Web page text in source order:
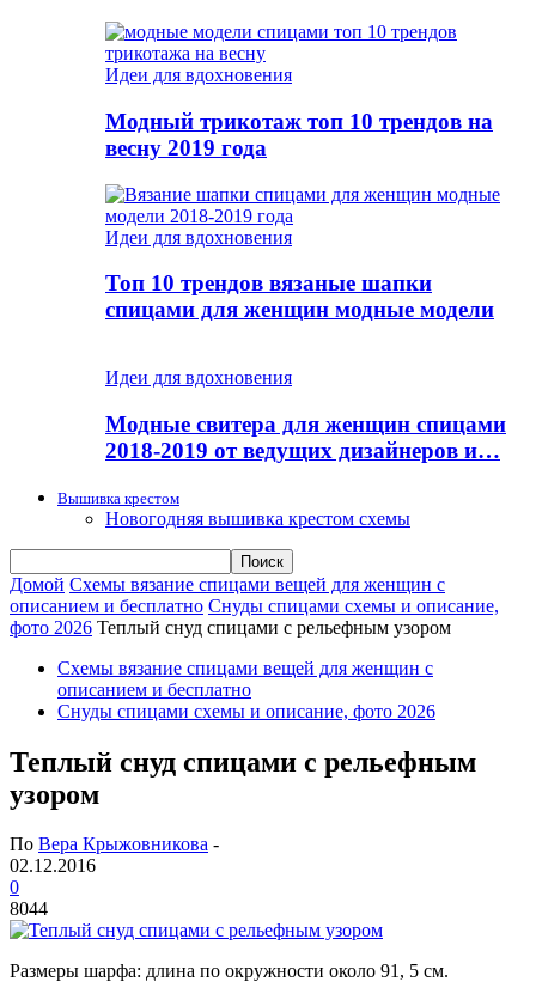
Идеи для вдохновения
Модный трикотаж топ 10 трендов на
весну 2019 года
Идеи для вдохновения
Топ 10 трендов вязаные шапки
спицами для женщин модные модели
Идеи для вдохновения
Модные свитера для женщин спицами
2018-2019 от ведущих дизайнеров и…
Вышивка крестом
Новогодняя вышивка крестом схемы
Домой Схемы вязание спицами вещей для женщин с
описанием и бесплатно Снуды спицами схемы и описание,
фото 2026 Теплый снуд спицами с рельефным узором
Схемы вязание спицами вещей для женщин с
описанием и бесплатно
Снуды спицами схемы и описание, фото 2026
Теплый снуд спицами с рельефным
узором
По Вера Крыжовникова -
02.12.2016
0
8044
Размеры шарфа: длина по окружности около 91, 5 см.